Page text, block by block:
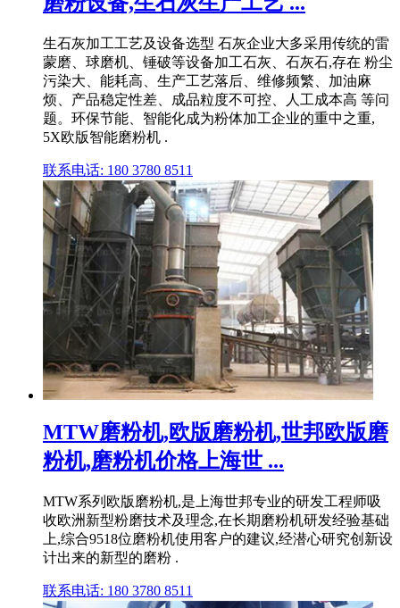
生石灰加工工艺及设备选型 石灰企业大多采用传统的雷
蒙磨、球磨机、锤破等设备加工石灰、石灰石,存在 粉尘
污染大、能耗高、生产工艺落后、维修频繁、加油麻
烦、产品稳定性差、成品粒度不可控、人工成本高 等问
题。环保节能、智能化成为粉体加工企业的重中之重,
5X欧版智能磨粉机 .
联系电话: 180 3780 8511
MTW磨粉机,欧版磨粉机,世邦欧版磨
粉机,磨粉机价格上海世 ...
MTW系列欧版磨粉机,是上海世邦专业的研发工程师吸
收欧洲新型粉磨技术及理念,在长期磨粉机研发经验基础
上,综合9518位磨粉机使用客户的建议,经潜心研究创新设
计出来的新型的磨粉 .
联系电话: 180 3780 8511